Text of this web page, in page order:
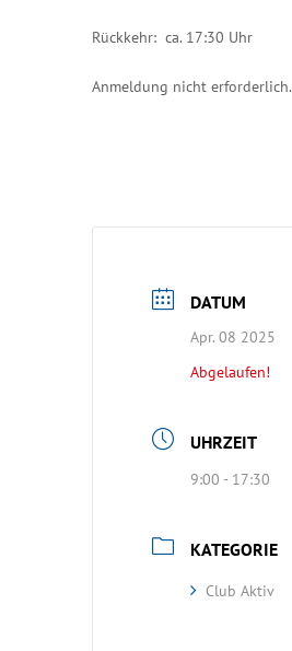
Rückkehr: ca. 17:30 Uhr
Anmeldung nicht erforderlich.
DATUM
Apr. 08 2025
Abgelaufen!
UHRZEIT
9:00 - 17:30
KATEGORIE
Club Aktiv